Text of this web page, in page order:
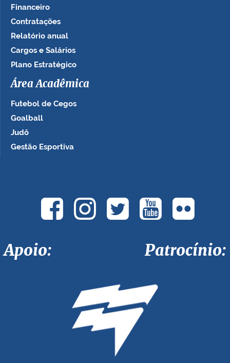
Financeiro
Contratações
Relatório anual
Cargos e Salários
Plano Estratégico
Área Acadêmica
Futebol de Cegos
Goalball
Judô
Gestão Esportiva
Apoio: Patrocínio: